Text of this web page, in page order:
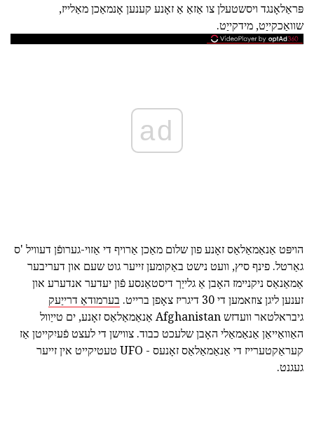
פּראַלאָנגד ויסשטעלן צו אַזאַ אַ זאָנע קענען אָנמאַכן מאַלייז,
שוואַכקייַט, מידקייַט.
ad
הויפּט אַנאַמאַלאַס זאָנע פון שלום מאַכן אַרויף די אַזוי-גערופֿן דעוויל 'ס
גאַרטל. פינף סיץ, וועט נישט באַקומען זייער גוט שעם און דעריבער
אַמאַנאַס ניקניימז האָבן אַ גלייַך דיסטאַנסע פֿון יעדער אנדערע און
זענען ליגן צוזאמען די 30 דיגריז צאָפן ברייט.
בערמודאַ דרייַעק
גיבראלטאר וועדזש Afghanistan אַנאַמאַלאַס זאָנע, ים טייַוול
האַוואַייאַן אַנאַמאַלי האָבן שלעכט כבוד. צווישן די לעצט פֿעיִקייטן אַז
קעראַקטערייז די אַנאַמאַלאַס זאָנעס - UFO טעטיקייט אין זייער
געגנט.